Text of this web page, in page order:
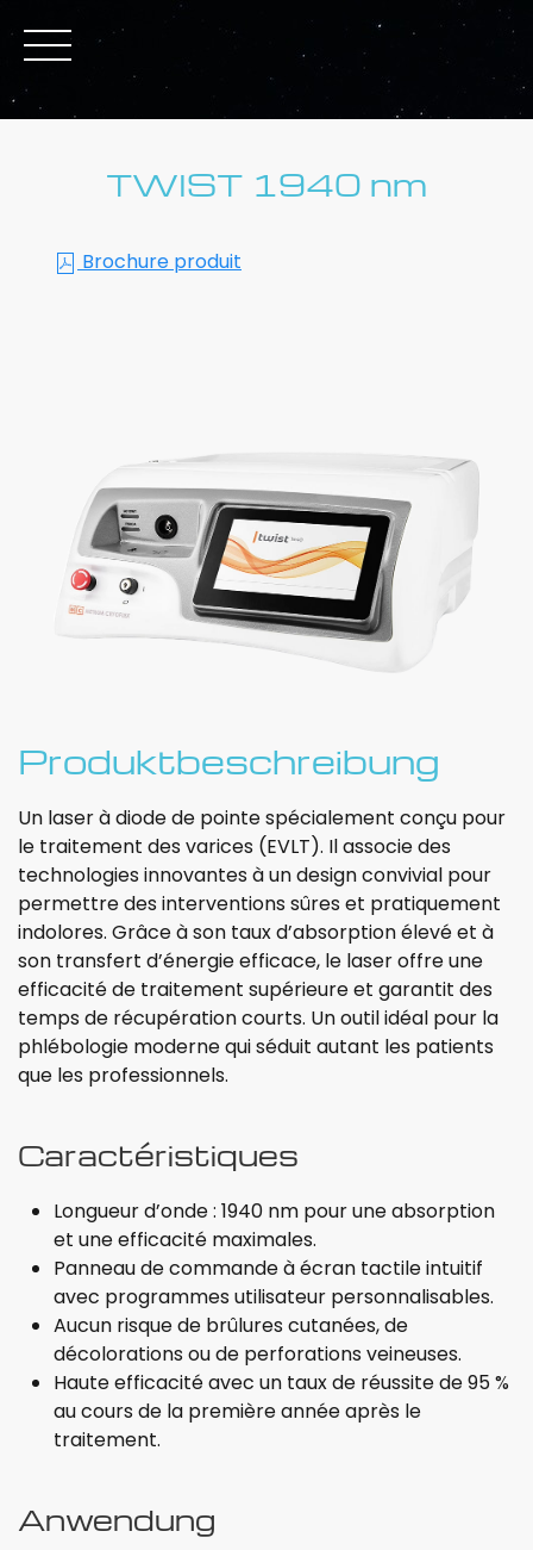
TWIST 1940 nm
Brochure produit
Produktbeschreibung
Un laser à diode de pointe spécialement conçu pour
le traitement des varices (EVLT). Il associe des
technologies innovantes à un design convivial pour
permettre des interventions sûres et pratiquement
indolores. Grâce à son taux d’absorption élevé et à
son transfert d’énergie efficace, le laser offre une
efficacité de traitement supérieure et garantit des
temps de récupération courts. Un outil idéal pour la
phlébologie moderne qui séduit autant les patients
que les professionnels.
Caractéristiques
Longueur d’onde : 1940 nm pour une absorption
et une efficacité maximales.
Panneau de commande à écran tactile intuitif
avec programmes utilisateur personnalisables.
Aucun risque de brûlures cutanées, de
décolorations ou de perforations veineuses.
Haute efficacité avec un taux de réussite de 95 %
au cours de la première année après le
traitement.
Anwendung